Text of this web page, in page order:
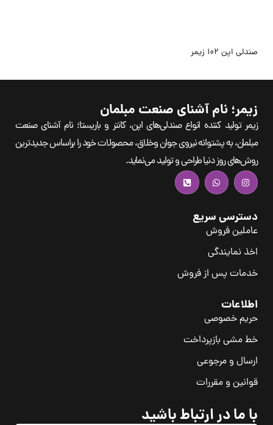
صندلی اپن 102 زیمر
زیمر؛ نام آشنای صنعت مبلمان
زیمر تولید کننده انواع صندلی‌های اپن، کانتر و باریستا؛ نام آشنای صنعت
مبلمان، به پشتوانه نیروی جوان وخلاق، محصولات خود را براساس جدیدترین
روش‌های روز دنیا طراحی و تولید می‌نماید.
دسترسی سریع
عاملین فروش
اخذ نمایندگی
خدمات پس از فروش
اطلاعات
حریم خصوصی
خط مشی بازپرداخت
ارسال و مرجوعی
قوانین و مقررات
با ما در ارتباط باشید